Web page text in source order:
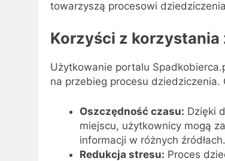
towarzyszą procesowi
Korzyści z korzystania
Użytkowanie portalu
na przebieg procesu dziedziczenia.
Oszczędność czasu: Dzięki
miejscu, użytkownicy mogą
informacji w różnych źródłach.
Redukcja stresu: Proces